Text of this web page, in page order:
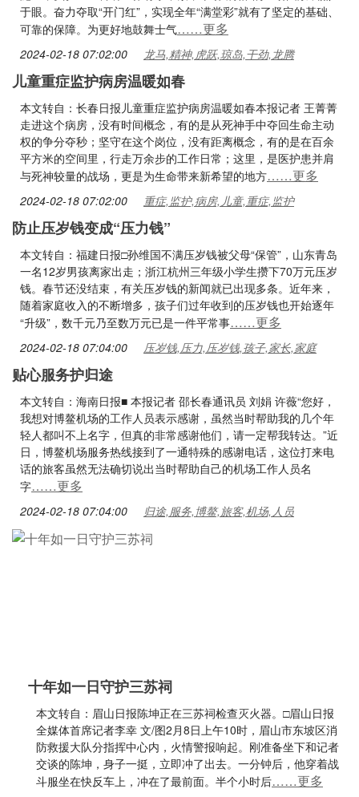
于眼。奋力夺取“开门红”，实现全年“满堂彩”就有了坚定的基础、
可靠的保障。为更好地鼓舞士气……更多
2024-02-18 07:02:00 龙马,精神,虎跃,琼岛,干劲,龙腾
儿童重症监护病房温暖如春
本文转自：长春日报儿童重症监护病房温暖如春本报记者 王菁菁
走进这个病房，没有时间概念，有的是从死神手中夺回生命主动
权的争分夺秒；坚守在这个岗位，没有距离概念，有的是在百余
平方米的空间里，行走万余步的工作日常；这里，是医护患并肩
与死神较量的战场，更是为生命带来新希望的地方……更多
2024-02-18 07:02:00 重症,监护,病房,儿童,重症,监护
防止压岁钱变成“压力钱”
本文转自：福建日报□孙维国不满压岁钱被父母“保管”，山东青岛
一名12岁男孩离家出走；浙江杭州三年级小学生攒下70万元压岁
钱。春节还没结束，有关压岁钱的新闻就已出现多条。近年来，
随着家庭收入的不断增多，孩子们过年收到的压岁钱也开始逐年
“升级”，数千元乃至数万元已是一件平常事……更多
2024-02-18 07:04:00 压岁钱,压力,压岁钱,孩子,家长,家庭
贴心服务护归途
本文转自：海南日报■ 本报记者 邵长春通讯员 刘娟 许薇“您好，
我想对博鳌机场的工作人员表示感谢，虽然当时帮助我的几个年
轻人都叫不上名字，但真的非常感谢他们，请一定帮我转达。”近
日，博鳌机场服务热线接到了一通特殊的感谢电话，这位打来电
话的旅客虽然无法确切说出当时帮助自己的机场工作人员名
字……更多
2024-02-18 07:04:00 归途,服务,博鳌,旅客,机场,人员
十年如一日守护三苏祠
本文转自：眉山日报陈坤正在三苏祠检查灭火器。□眉山日报
全媒体首席记者李幸 文/图2月8日上午10时，眉山市东坡区消
防救援大队分指挥中心内，火情警报响起。刚准备坐下和记者
交谈的陈坤，身子一挺，立即冲了出去。一分钟后，他穿着战
斗服坐在快反车上，冲在了最前面。半个小时后……更多